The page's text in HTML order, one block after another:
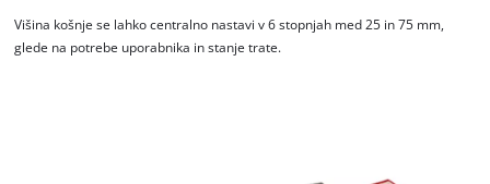
Višina košnje se lahko centralno nastavi v 6 stopnjah med 25 in 75 mm,
glede na potrebe uporabnika in stanje trate.